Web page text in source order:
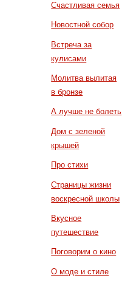
Счастливая семья
Новостной собор
Встреча за
кулисами
Молитва вылитая
в бронзе
А лучше не болеть
Дом с зеленой
крышей
Про стихи
Страницы жизни
воскресной школы
Вкусное
путешествие
Поговорим о кино
О моде и стиле